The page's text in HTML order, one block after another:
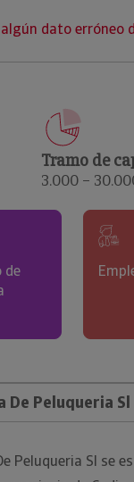
dato erróneo
Tramo de
3.000 –
de
De Peluqueria Sl
Peluqueria Sl se